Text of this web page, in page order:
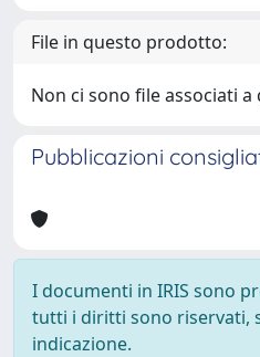
File in questo prodotto:
Non ci sono file associati
Pubblicazioni
I documenti in IRIS sono
tutti i diritti sono riservati,
indicazione.